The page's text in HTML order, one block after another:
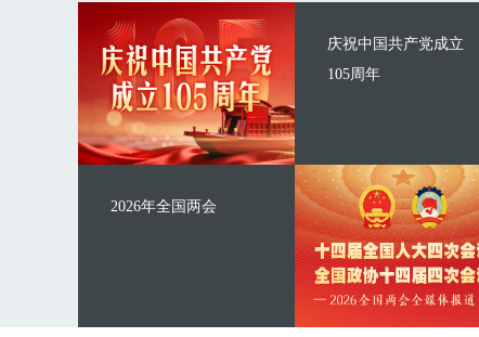
庆祝中国共产党成立
105周年
2026年全国两会